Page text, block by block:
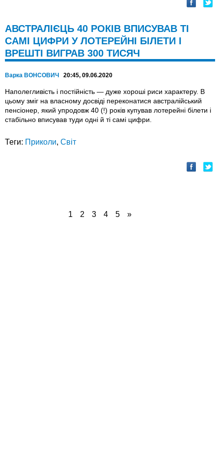
АВСТРАЛІЄЦЬ 40 РОКІВ ВПИСУВАВ ТІ
САМІ ЦИФРИ У ЛОТЕРЕЙНІ БІЛЕТИ І
ВРЕШТІ ВИГРАВ 300 ТИСЯЧ
Варка ВОНСОВИЧ 20:45, 09.06.2020
Наполегливість і постійність — дуже хороші риси характеру. В
цьому зміг на власному досвіді переконатися австралійський
пенсіонер, який упродовж 40 (!) років купував лотерейні білети і
стабільно вписував туди одні й ті самі цифри.
Теги: Приколи, Світ
1 2 3 4 5 »